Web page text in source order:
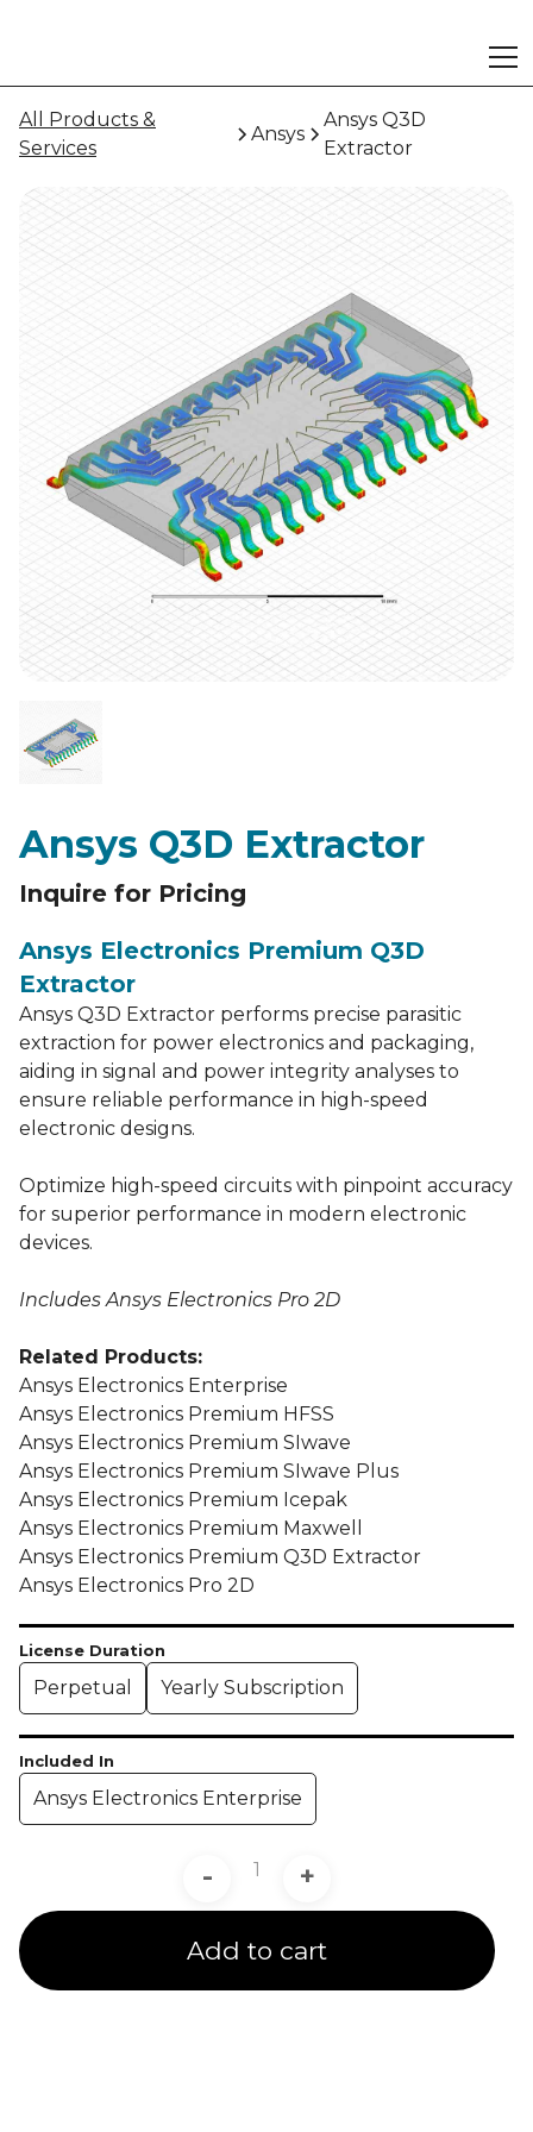
All Products &
Services
Ansys
Ansys Q3D
Extractor
Ansys Q3D Extractor
Inquire for Pricing
Ansys Electronics Premium Q3D
Extractor
Ansys Q3D Extractor performs precise parasitic
extraction for power electronics and packaging,
aiding in signal and power integrity analyses to
ensure reliable performance in high-speed
electronic designs.
Optimize high-speed circuits with pinpoint accuracy
for superior performance in modern electronic
devices.
Includes Ansys Electronics Pro 2D
Related Products:
Ansys Electronics Enterprise
Ansys Electronics Premium HFSS
Ansys Electronics Premium SIwave
Ansys Electronics Premium SIwave Plus
Ansys Electronics Premium Icepak
Ansys Electronics Premium Maxwell
Ansys Electronics Premium Q3D Extractor
Ansys Electronics Pro 2D
License Duration
Perpetual Yearly Subscription
Included In
Ansys Electronics Enterprise
- +
Add to cart